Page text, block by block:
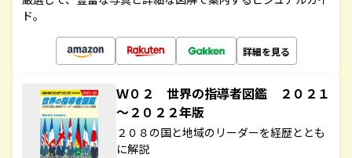
ド。
詳細を見る
Ｗ０２ 世界の指導者図鑑 ２０２１
～２０２２年版
２０８の国と地域のリーダーを経歴ととも
に解説